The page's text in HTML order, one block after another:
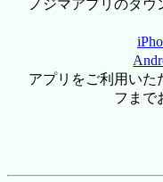
ノジマアプリのダ
アプリをご利用いた
フまで